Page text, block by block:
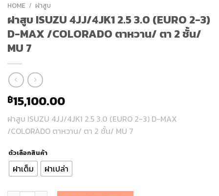
HOME / ฝาสูบ
ฝาสูบ ISUZU 4JJ/4JK1 2.5 3.0 (EURO 2-3)
D-MAX /COLORADO ตาหวาน/ ตา 2 ชั้น/
MU 7
฿15,100.00
ฝาสูบ ISUZU 4JJ/4JK1 2.5 3.0 (EURO 2-3) D-MAX
/COLORADO ตาหวาน/ ตา 2 ชั้น/ MU 7
ตัวเลือกสินค้า
ฝาเต็ม ฝาเปล่า